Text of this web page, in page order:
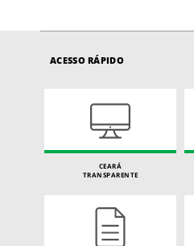
ACESSO RÁPIDO
CEARÁ
TRANSPARENTE